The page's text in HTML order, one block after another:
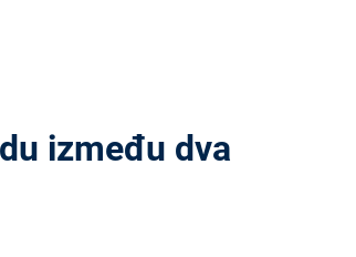
između dva